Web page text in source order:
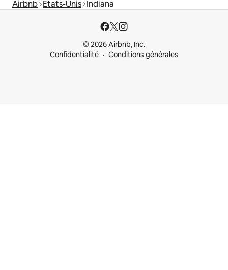
Airbnb États-Unis Indiana
© 2026 Airbnb, Inc.
Confidentialité
Conditions générales